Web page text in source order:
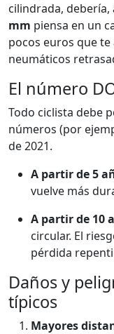
cilindrada, debería,
mm piensa en un
pocos euros que
neumáticos
El número
Todo ciclista debe
números (por
de 2021.
A partir de 5
vuelve más
A partir de 10
circular. El
pérdida
Daños y
típicos
Mayores